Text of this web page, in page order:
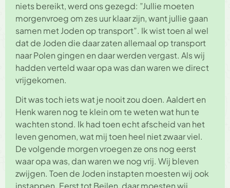
niets bereikt, werd ons gezegd: ”Jullie moeten
morgenvroeg om zes uur klaar zijn, want jullie gaan
samen met Joden op transport”. Ik wist toen al wel
dat de Joden die daar zaten allemaal op transport
naar Polen gingen en daar werden vergast. Als wij
hadden verteld waar opa was dan waren we direct
vrijgekomen.
Dit was toch iets wat je nooit zou doen. Aaldert en
Henk waren nog te klein om te weten wat hun te
wachten stond. Ik had toen echt afscheid van het
leven genomen, wat mij toen heel niet zwaar viel.
De volgende morgen vroegen ze ons nog eerst
waar opa was, dan waren we nog vrij. Wij bleven
zwijgen. Toen de Joden instapten moesten wij ook